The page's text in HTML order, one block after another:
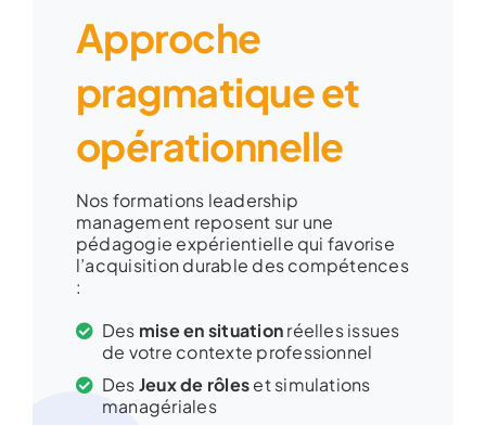
Approche
pragmatique et
opérationnelle
Nos formations leadership
management reposent sur une
pédagogie expérientielle qui favorise
l’acquisition durable des compétences
:
Des mise en situationréelles issues
de votre contexte professionnel
DesJeux de rôleset simulations
managériales